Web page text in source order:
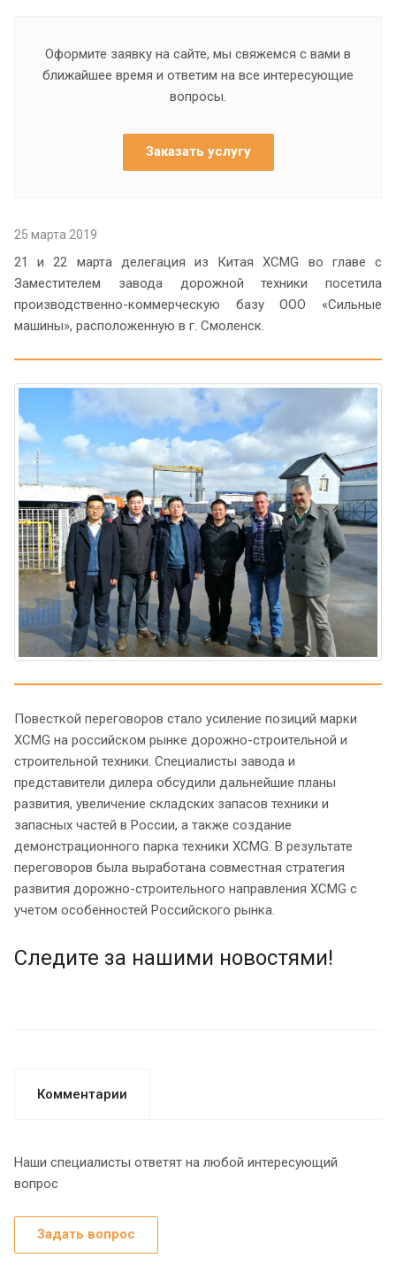
Оформите заявку на сайте, мы свяжемся с вами в
ближайшее время и ответим на все интересующие
вопросы.
Заказать услугу
25 марта 2019
21 и 22 марта делегация из Китая XCMG во главе с
Заместителем завода дорожной техники посетила
производственно-коммерческую базу ООО «Сильные
машины», расположенную в г. Смоленск.
Повесткой переговоров стало усиление позиций марки
XCMG на российском рынке дорожно-строительной и
строительной техники. Специалисты завода и
представители дилера обсудили дальнейшие планы
развития, увеличение складских запасов техники и
запасных частей в России, а также создание
демонстрационного парка техники XCMG. В результате
переговоров была выработана совместная стратегия
развития дорожно-строительного направления XCMG с
учетом особенностей Российского рынка.
Следите за нашими новостями!
Комментарии
Наши специалисты ответят на любой интересующий
вопрос
Задать вопрос